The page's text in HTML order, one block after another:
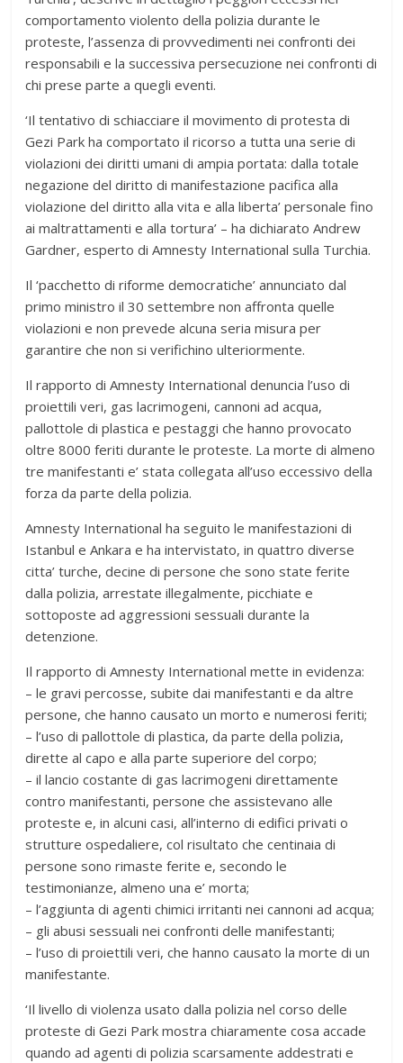
comportamento violento della polizia durante le
proteste, l’assenza di provvedimenti nei confronti dei
responsabili e la successiva persecuzione nei confronti di
chi prese parte a quegli eventi.
‘Il tentativo di schiacciare il movimento di protesta di
Gezi Park ha comportato il ricorso a tutta una serie di
violazioni dei diritti umani di ampia portata: dalla totale
negazione del diritto di manifestazione pacifica alla
violazione del diritto alla vita e alla liberta’ personale fino
ai maltrattamenti e alla tortura’ – ha dichiarato Andrew
Gardner, esperto di Amnesty International sulla Turchia.
Il ‘pacchetto di riforme democratiche’ annunciato dal
primo ministro il 30 settembre non affronta quelle
violazioni e non prevede alcuna seria misura per
garantire che non si verifichino ulteriormente.
Il rapporto di Amnesty International denuncia l’uso di
proiettili veri, gas lacrimogeni, cannoni ad acqua,
pallottole di plastica e pestaggi che hanno provocato
oltre 8000 feriti durante le proteste. La morte di almeno
tre manifestanti e’ stata collegata all’uso eccessivo della
forza da parte della polizia.
Amnesty International ha seguito le manifestazioni di
Istanbul e Ankara e ha intervistato, in quattro diverse
citta’ turche, decine di persone che sono state ferite
dalla polizia, arrestate illegalmente, picchiate e
sottoposte ad aggressioni sessuali durante la
detenzione.
Il rapporto di Amnesty International mette in evidenza:
– le gravi percosse, subite dai manifestanti e da altre
persone, che hanno causato un morto e numerosi feriti;
– l’uso di pallottole di plastica, da parte della polizia,
dirette al capo e alla parte superiore del corpo;
– il lancio costante di gas lacrimogeni direttamente
contro manifestanti, persone che assistevano alle
proteste e, in alcuni casi, all’interno di edifici privati o
strutture ospedaliere, col risultato che centinaia di
persone sono rimaste ferite e, secondo le
testimonianze, almeno una e’ morta;
– l’aggiunta di agenti chimici irritanti nei cannoni ad acqua;
– gli abusi sessuali nei confronti delle manifestanti;
– l’uso di proiettili veri, che hanno causato la morte di un
manifestante.
‘Il livello di violenza usato dalla polizia nel corso delle
proteste di Gezi Park mostra chiaramente cosa accade
quando ad agenti di polizia scarsamente addestrati e